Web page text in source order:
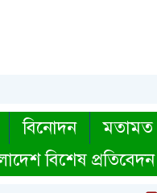
বিনোদন মতামত
বিশেষ প্রতিবেদন